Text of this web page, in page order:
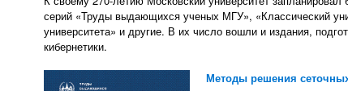
серий «Труды выдающихся ученых МГУ», «Классический
университета» и другие. В их число вошли и издания,
кибернетики.
Методы решения